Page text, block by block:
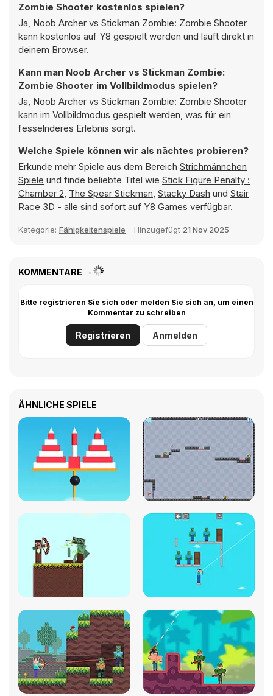
Zombie Shooter kostenlos spielen?
Ja, Noob Archer vs Stickman Zombie: Zombie Shooter
kann kostenlos auf Y8 gespielt werden und läuft direkt in
deinem Browser.
Kann man Noob Archer vs Stickman Zombie:
Zombie Shooter im Vollbildmodus spielen?
Ja, Noob Archer vs Stickman Zombie: Zombie Shooter
kann im Vollbildmodus gespielt werden, was für ein
fesselnderes Erlebnis sorgt.
Welche Spiele können wir als nächtes probieren?
Erkunde mehr Spiele aus dem Bereich Strichmännchen
Spiele und finde beliebte Titel wie Stick Figure Penalty :
Chamber 2, The Spear Stickman, Stacky Dash und Stair
Race 3D - alle sind sofort auf Y8 Games verfügbar.
Kategorie: Fähigkeitenspiele Hinzugefügt 21 Nov 2025
KOMMENTARE
Bitte registrieren Sie sich oder melden Sie sich an, um einen
Kommentar zu schreiben
Registrieren Anmelden
ÄHNLICHE SPIELE